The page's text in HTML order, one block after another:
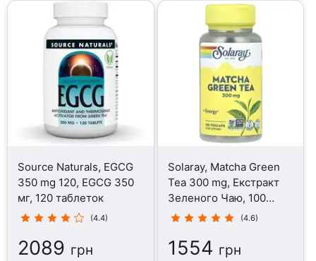
Source Naturals, EGCG
350 mg 120, EGCG 350
мг, 120 таблеток
(4.4)
2089 грн
Solaray, Matcha Green
Tea 300 mg, Екстракт
Зеленого Чаю, 100
капсул
(4.6)
1554 грн